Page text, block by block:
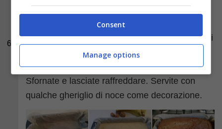
6
in fornoa 150°C per un’ora circa,
posizionando nella parte centrale del forno.
Verificate la cottura utilizzando uno stecchino di
legno: inseritelo al centro, quando sarà
completamente asciutto il dolce è cotto.
Sfornate e lasciate raffreddare. Servite con
qualche gheriglio di noce come decorazione.
Consent
Manage options